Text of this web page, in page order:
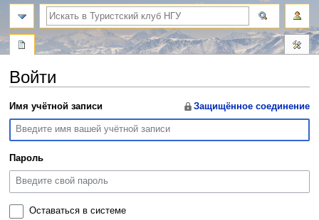
Войти
Перейти
к
навигации
Перейти
к
поиску
Имя учётной записи Защищённое соединение
Пароль
Оставаться в системе
поиск